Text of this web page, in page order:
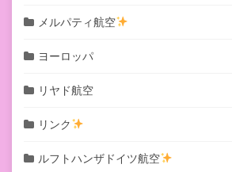
メルパティ航空
ヨーロッパ
リヤド航空
リンク
ルフトハンザドイツ航空